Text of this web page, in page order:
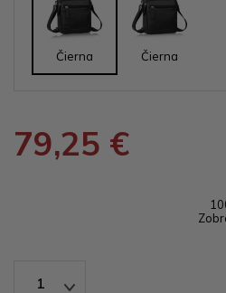
Čierna Čierna
79,25 €
1